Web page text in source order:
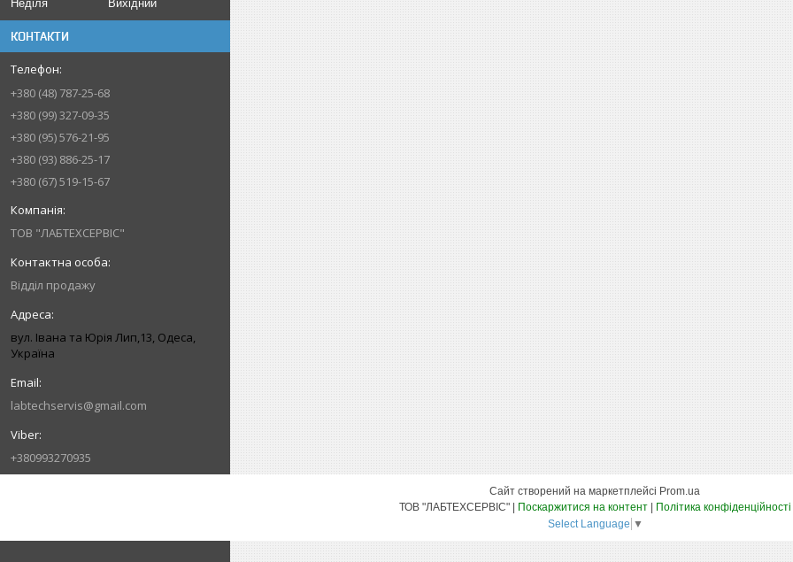
Неділя
Вихідний
КОНТАКТИ
+380 (48) 787-25-68
+380 (99) 327-09-35
+380 (95) 576-21-95
+380 (93) 886-25-17
+380 (67) 519-15-67
ТОВ "ЛАБТЕХСЕРВІС"
Відділ продажу
вул. Івана та Юрія Лип,13, Одеса,
Україна
labtechservis@gmail.com
+380993270935
Сайт створений на маркетплейсі Prom.ua
Поскаржитися на контент
Політика конфіденційності
Select Language ▼